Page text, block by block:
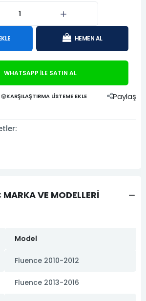
HEMEN AL
WHATSAPP İLE SATIN AL
KARŞILAŞTIRMA LISTEME EKLE Paylaş
VE MODELLERİ
Model
Fluence 2010-2012
Fluence 2013-2016